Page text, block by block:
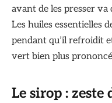
avant de les presser
Les huiles essentielles
pendant qu’il refroidit
vert bien plus
Le sirop : zeste